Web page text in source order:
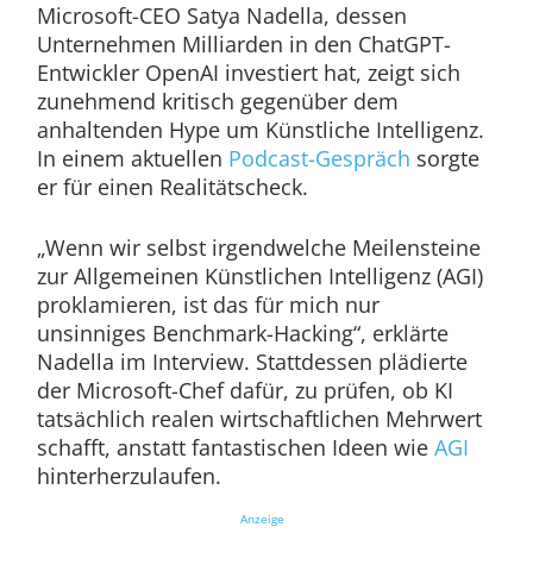
Microsoft-CEO Satya Nadella, dessen
Unternehmen Milliarden in den ChatGPT-
Entwickler OpenAI investiert hat, zeigt sich
zunehmend kritisch gegenüber dem
anhaltenden Hype um Künstliche Intelligenz.
In einem aktuellen Podcast-Gespräch sorgte
er für einen Realitätscheck.
„Wenn wir selbst irgendwelche Meilensteine
zur Allgemeinen Künstlichen Intelligenz (AGI)
proklamieren, ist das für mich nur
unsinniges Benchmark-Hacking“, erklärte
Nadella im Interview. Stattdessen plädierte
der Microsoft-Chef dafür, zu prüfen, ob KI
tatsächlich realen wirtschaftlichen Mehrwert
schafft, anstatt fantastischen Ideen wie AGI
hinterherzulaufen.
Anzeige